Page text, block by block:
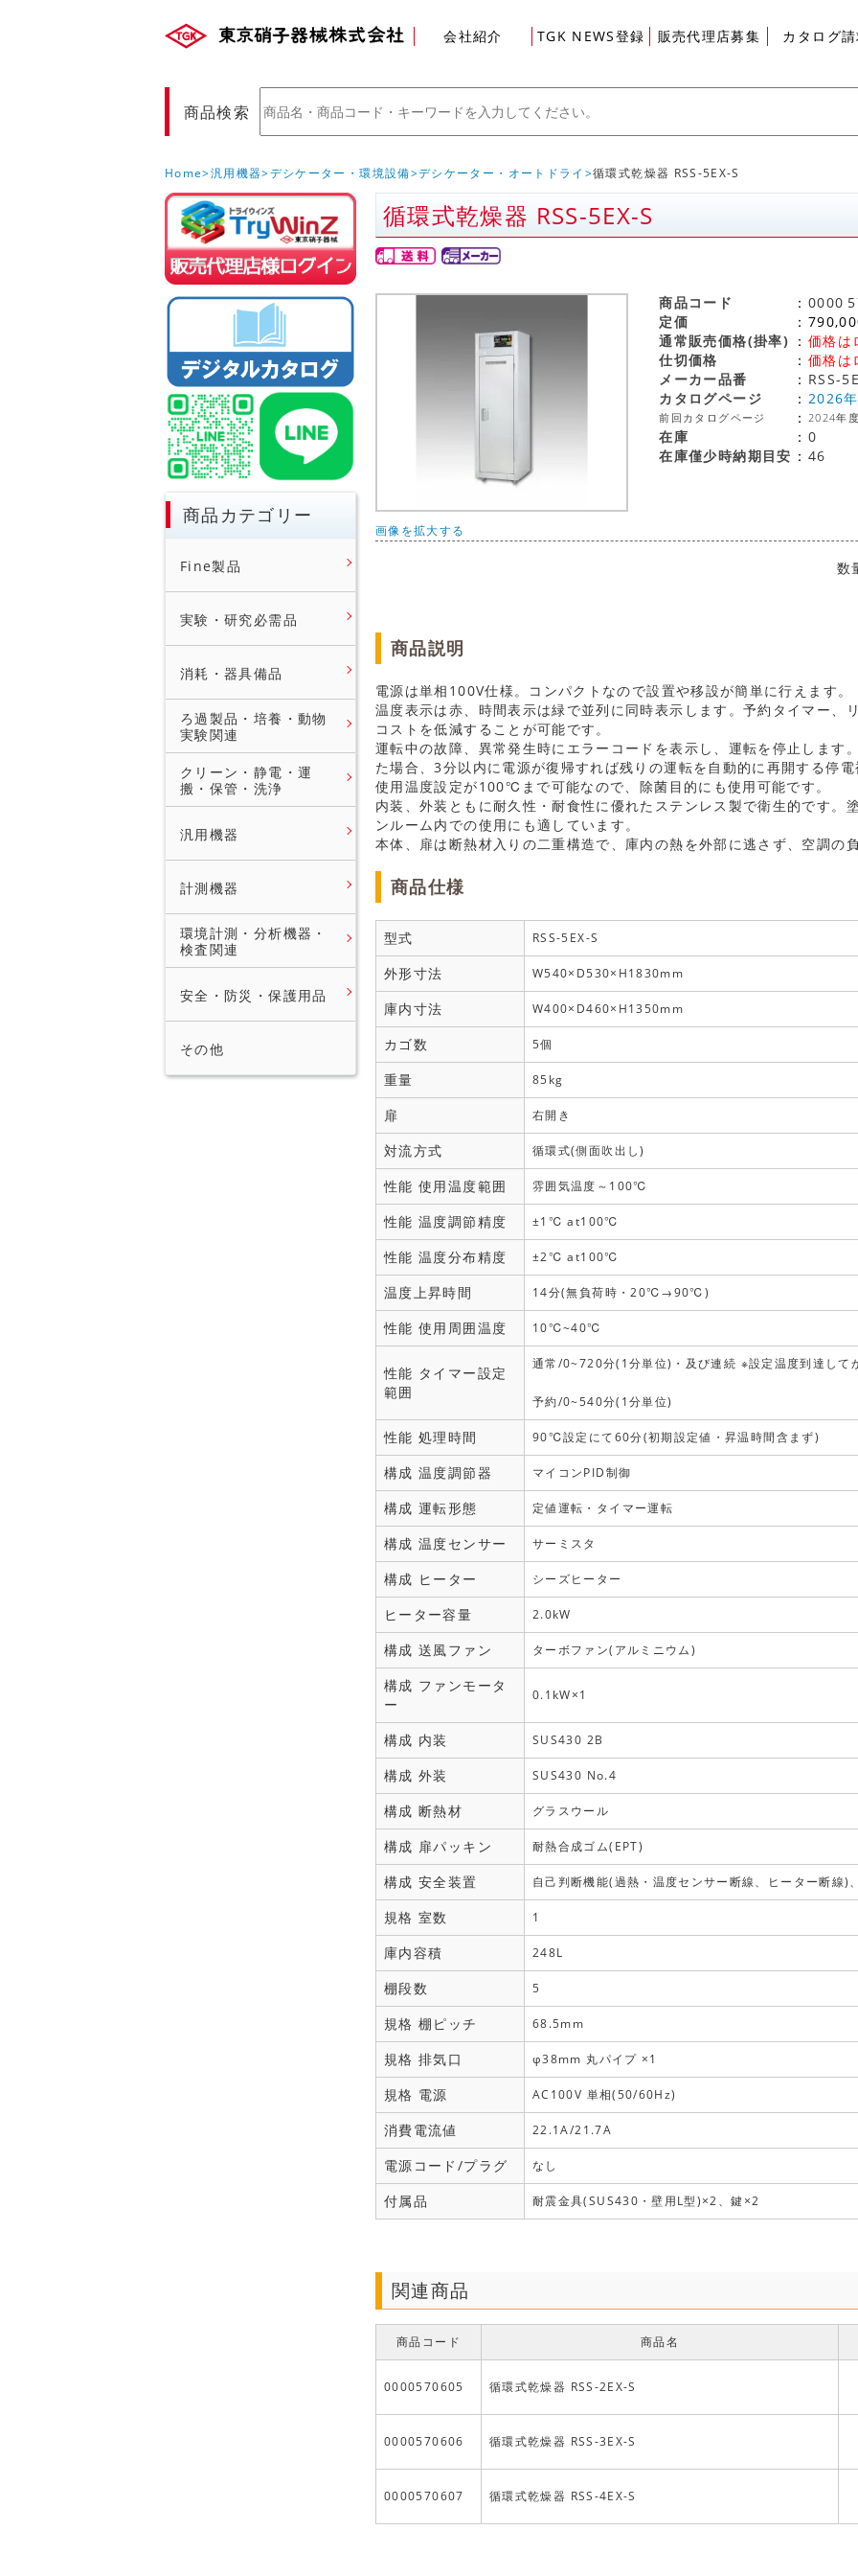
商品検索
会社紹介 TGK NEWS登録 販売代理店募集 カタログ
Home 汎用機器 デシケーター・環境設備 デシケーター・オートドライ 循環式乾燥器 RSS-5EX-S
販売店様ログイン
(Myページ)
商品カテゴリー
Fine製品
実験・研究必需品
消耗・器具備品
ろ過製品・培養・動物
実験関連
クリーン・静電・運
搬・保管・洗浄
汎用機器
計測機器
環境計測・分析機器・
検査関連
安全・防災・保護用品
その他
循環式乾燥器 RSS-5EX-S
画像を拡大する
商品コード 0000
定価
通常販売価格(掛率)
価格は
仕切価格
価格は
メーカー品番
RSS-
カタログページ
2026
前回カタログページ 2024年
在庫
0
在庫僅少時納期目安
46
数
商品説明
電源は単相100V仕様。コンパクトなので設置や移設が簡単に行えます。
温度表示は赤、時間表示は緑で並列に同時表示します。予約タイマー、
コストを低減することが可能です。
運転中の故障、異常発生時にエラーコードを表示し、運転を停止します
た場合、3分以内に電源が復帰すれば残りの運転を自動的に再開する停電
使用温度設定が100℃まで可能なので、除菌目的にも使用可能です。
内装、外装ともに耐久性・耐食性に優れたステンレス製で衛生的です。
ンルーム内での使用にも適しています。
本体、扉は断熱材入りの二重構造で、庫内の熱を外部に逃さず、空調の
商品仕様
型式 RSS-5EX-S
外形寸法 W540×D530×H1830mm
庫内寸法 W400×D460×H1350mm
カゴ数 5個
重量 85kg
扉 右開き
対流方式 循環式(側面吹出し)
性能 使用温度範囲 雰囲気温度～100℃
性能 温度調節精度 ±1℃ at100℃
性能 温度分布精度 ±2℃ at100℃
温度上昇時間 14分(無負荷時・20℃→90℃)
性能 使用周囲温度 10℃~40℃
性能 タイマー設定
範囲
通常/0~720分(1分単位)・及び連続 ※設定温度到達して
予約/0~540分(1分単位)
性能 処理時間 90℃設定にて60分(初期設定値・昇温時間含まず)
構成 温度調節器 マイコンPID制御
構成 運転形態 定値運転・タイマー運転
構成 温度センサー サーミスタ
構成 ヒーター シーズヒーター
ヒーター容量 2.0kW
構成 送風ファン ターボファン(アルミニウム)
構成 ファンモータ
ー
0.1kW×1
構成 内装 SUS430 2B
構成 外装 SUS430 No.4
構成 断熱材 グラスウール
構成 扉パッキン 耐熱合成ゴム(EPT)
構成 安全装置 自己判断機能(過熱・温度センサー断線、ヒーター断線)
規格 室数 1
庫内容積 248L
棚段数 5
規格 棚ピッチ 68.5mm
規格 排気口 φ38mm 丸パイプ ×1
規格 電源 AC100V 単相(50/60Hz)
消費電流値 22.1A/21.7A
電源コード/プラグ なし
付属品 耐震金具(SUS430・壁用L型)×2、鍵×2
関連商品
商品コード 商品名
0000570605 循環式乾燥器 RSS-2EX-S
0000570606 循環式乾燥器 RSS-3EX-S
0000570607 循環式乾燥器 RSS-4EX-S